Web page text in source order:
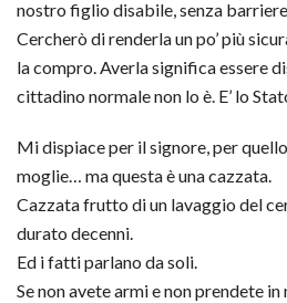
nostro figlio disabile, senza
Cercherò di renderla un po’ più
la compro. Averla significa essere
cittadino normale non lo è. E’ lo
Mi dispiace per il signore, per
moglie… ma questa è una cazzata.
Cazzata frutto di un lavaggio del
durato decenni.
Ed i fatti parlano da soli.
Se non avete armi e non prendete